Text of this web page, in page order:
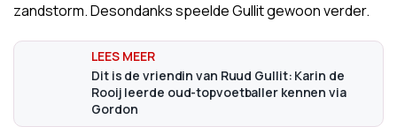
zandstorm. Desondanks speelde Gullit gewoon verder.
Dit is de vriendin van Ruud Gullit: Karin de
Rooij leerde oud-topvoetballer kennen via
Gordon